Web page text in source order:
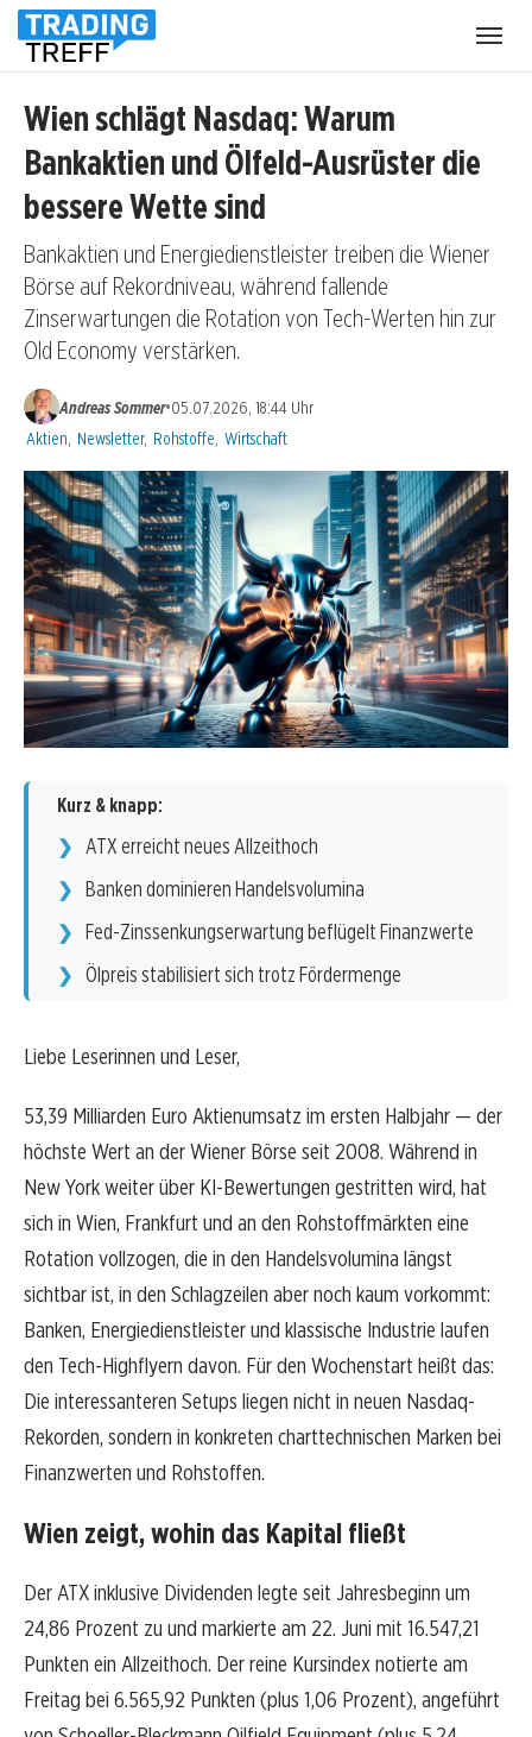
Wien schlägt Nasdaq: Warum
Bankaktien und Ölfeld-Ausrüster die
bessere Wette sind
Bankaktien und Energiedienstleister treiben die Wiener
Börse auf Rekordniveau, während fallende
Zinserwartungen die Rotation von Tech-Werten hin zur
Old Economy verstärken.
Andreas Sommer•05.07.2026, 18:44 Uhr
Kategorien:
Aktien Newsletter, Rohstoffe Wirtschaft
Kurz & knapp:
ATX erreicht neues Allzeithoch
Banken dominieren Handelsvolumina
Fed-Zinssenkungserwartung beflügelt Finanzwerte
Ölpreis stabilisiert sich trotz Fördermenge
Liebe Leserinnen und Leser,
53,39 Milliarden Euro Aktienumsatz im ersten Halbjahr — der
höchste Wert an der Wiener Börse seit 2008. Während in
New York weiter über KI-Bewertungen gestritten wird, hat
sich in Wien, Frankfurt und an den Rohstoffmärkten eine
Rotation vollzogen, die in den Handelsvolumina längst
sichtbar ist, in den Schlagzeilen aber noch kaum vorkommt:
Banken, Energiedienstleister und klassische Industrie laufen
den Tech-Highflyern davon. Für den Wochenstart heißt das:
Die interessanteren Setups liegen nicht in neuen Nasdaq-
Rekorden, sondern in konkreten charttechnischen Marken bei
Finanzwerten und Rohstoffen.
Wien zeigt, wohin das Kapital fließt
Der ATX inklusive Dividenden legte seit Jahresbeginn um
24,86 Prozent zu und markierte am 22. Juni mit 16.547,21
Punkten ein Allzeithoch. Der reine Kursindex notierte am
Freitag bei 6.565,92 Punkten (plus 1,06 Prozent), angeführt